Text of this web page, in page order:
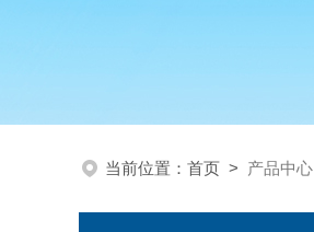
当前位置： 首页 > 产品中心